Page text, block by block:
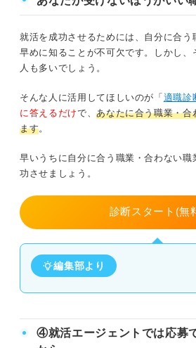
就活を成功させるためには、自分に合う
早めに知ることが不可欠です。しかし、
人も多いでしょう。
そんな人に活用してほしいのが「適職診
に答えるだけで、あなたに合う職業・
ます。
早いうちに自分に合う職業・合わない職
功させましょう。
診断スタート(無
編集部より
④就活エージェントでは応募